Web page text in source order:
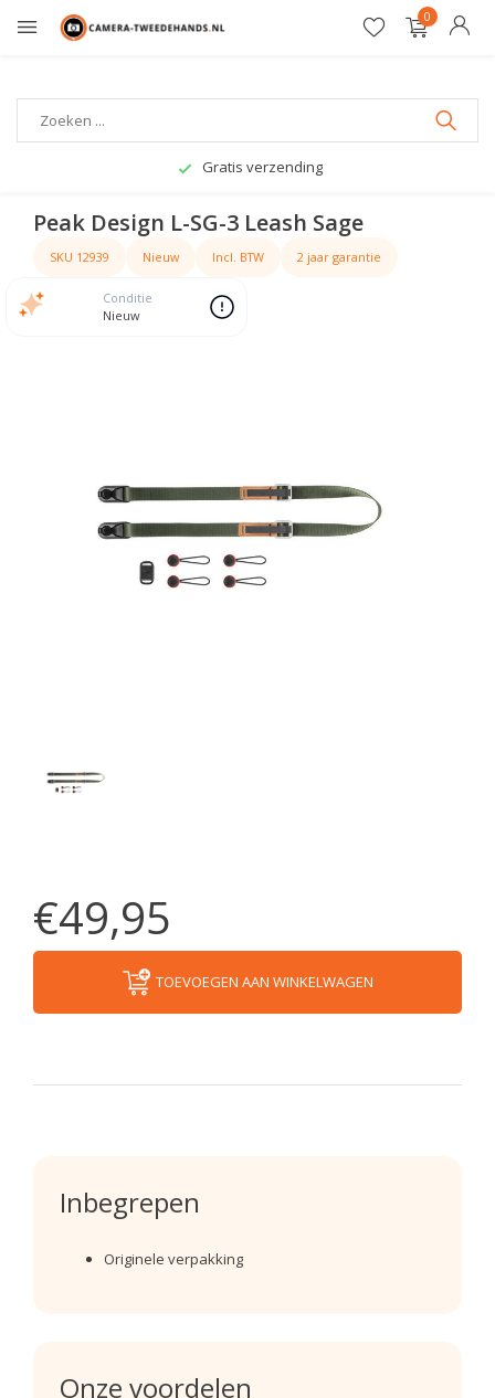
0
Gratis verzending
Peak Design L-SG-3 Leash Sage
SKU 12939 Nieuw Incl. BTW 2 jaar garantie
Conditie
Nieuw
€49,95
TOEVOEGEN AAN WINKELWAGEN
Inbegrepen
Originele verpakking
Onze voordelen